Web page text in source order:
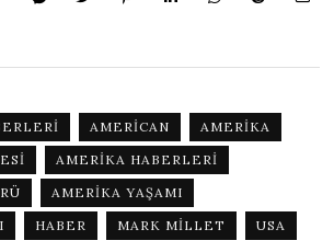
AMERICAN
AMERIKA
AMERIKA HABERLERI
AMERIKA YAŞAMI
HABER MARK MILLET USA